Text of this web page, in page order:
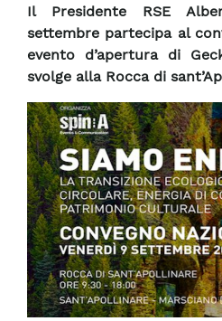
Il Presidente RSE
settembre partecipa al
evento d’apertura di
svolge alla Rocca di